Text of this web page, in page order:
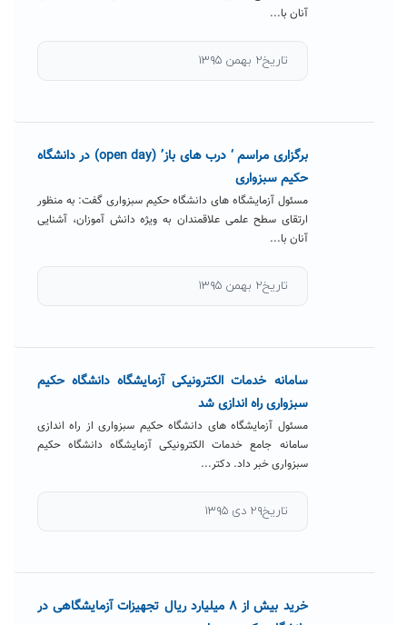
آنان با...
تاریخ۲ بهمن ۱۳۹۵
برگزاری مراسم ‘ درب های باز’ (open day) در دانشگاه
حکیم سبزواری
مسئول آزمایشگاه های دانشگاه حکیم سبزواری گفت: به منظور
ارتقای سطح علمی علاقمندان به ویژه دانش آموزان، آشنایی
آنان با...
تاریخ۲ بهمن ۱۳۹۵
سامانه خدمات الکترونیکی آزمایشگاه دانشگاه حکیم
سبزواری راه اندازی شد
مسئول آزمایشگاه های دانشگاه حکیم سبزواری از راه اندازی
سامانه جامع خدمات الکترونیکی آزمایشگاه دانشگاه حکیم
سبزواری خبر داد. دکتر...
تاریخ۲۹ دی ۱۳۹۵
خرید بیش از ۸ میلیارد ریال تجهیزات آزمایشگاهی در